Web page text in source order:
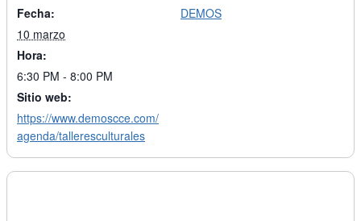
Fecha:
10 marzo
Hora:
6:30 PM - 8:00 PM
Sitio web:
https://www.demoscce.com/
agenda/talleresculturales
DEMOS